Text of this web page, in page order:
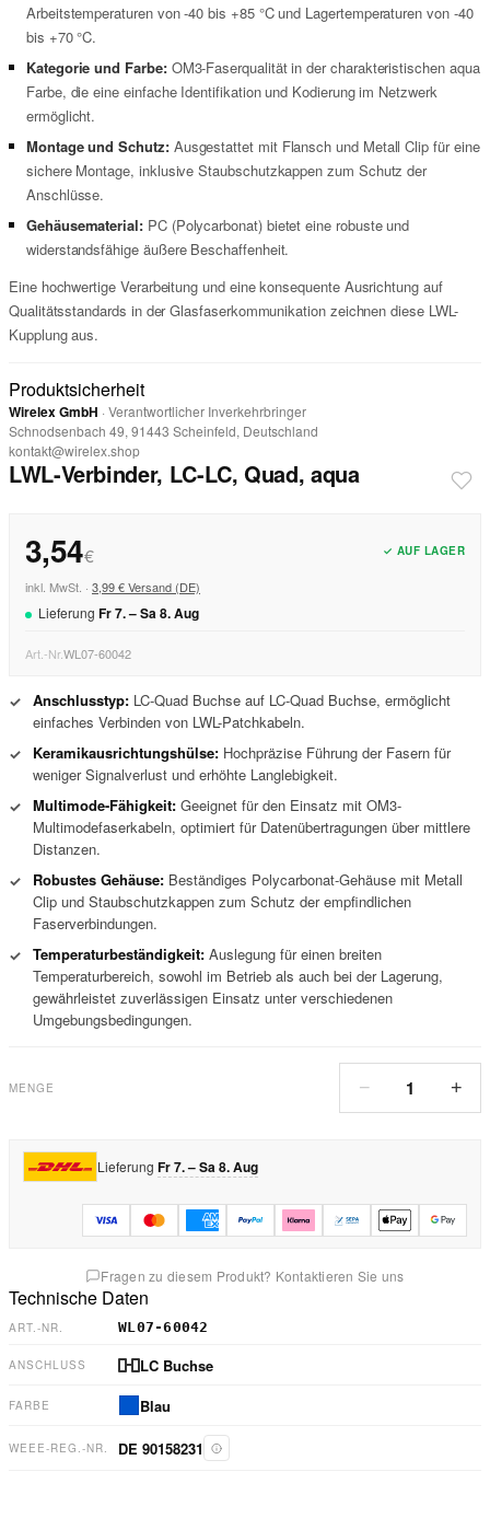
Arbeitstemperaturen von -40 bis +85 °C und Lagertemperaturen von -40
bis +70 °C.
Kategorie und Farbe:OM3-Faserqualität in der charakteristischen aqua
Farbe, die eine einfache Identifikation und Kodierung im Netzwerk
ermöglicht.
Montage und Schutz:Ausgestattet mit Flansch und Metall Clip für eine
sichere Montage, inklusive Staubschutzkappen zum Schutz der
Anschlüsse.
Gehäusematerial:PC (Polycarbonat) bietet eine robuste und
widerstandsfähige äußere Beschaffenheit.
Eine hochwertige Verarbeitung und eine konsequente Ausrichtung auf
Qualitätsstandards in der Glasfaserkommunikation zeichnen diese LWL-
Kupplung aus.
Produktsicherheit
Wirelex GmbH · Verantwortlicher Inverkehrbringer
Schnodsenbach 49, 91443 Scheinfeld, Deutschland
kontakt@wirelex.shop
LWL-Verbinder, LC-LC, Quad, aqua
3,54€ ✓ AUF LAGER
inkl. MwSt. · 3,99 € Versand (DE)
Lieferung Fr7. –Sa8.Aug
Art.-Nr.WL07-60042
✓ Anschlusstyp: LC-Quad Buchse auf LC-Quad Buchse, ermöglicht
einfaches Verbinden von LWL-Patchkabeln.
✓
Keramikausrichtungshülse: Hochpräzise Führung der Fasern für
weniger Signalverlust und erhöhte Langlebigkeit.
✓ Multimode-Fähigkeit: Geeignet für den Einsatz mit OM3-
Multimodefaserkabeln, optimiert für Datenübertragungen über mittlere
Distanzen.
✓
Robustes Gehäuse: Beständiges Polycarbonat-Gehäuse mit Metall
Clip und Staubschutzkappen zum Schutz der empfindlichen
Faserverbindungen.
✓ Temperaturbeständigkeit: Auslegung für einen breiten
Temperaturbereich, sowohl im Betrieb als auch bei der Lagerung,
gewährleistet zuverlässigen Einsatz unter verschiedenen
Umgebungsbedingungen.
MENGE − 1 +
Lieferung Fr 7. – Sa 8. Aug
Fragen zu diesem Produkt? Kontaktieren Sie uns
Technische Daten
ART.-NR. WL07-60042
ANSCHLUSS LC Buchse
FARBE Blau
WEEE-REG.-NR. DE 90158231